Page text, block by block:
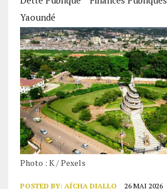
Yaoundé
Photo : K / Pexels
POSTED BY: AÏCHA DIALLO 26 MAI 2026